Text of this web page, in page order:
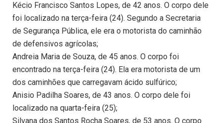
Kécio Francisco Santos Lopes, de 42 anos. O corpo dele
foi localizado na terça-feira (24). Segundo a Secretaria
de Segurança Pública, ele era o motorista do caminhão
de defensivos agrícolas;
Andreia Maria de Souza, de 45 anos. O corpo foi
encontrado na terça-feira (24). Ela era motorista de um
dos caminhões que carregavam ácido sulfúrico;
Anisio Padilha Soares, de 43 anos. O corpo dele foi
localizado na quarta-feira (25);
Silvana dos Santos Rocha Soares, de 53 anos. O corpo